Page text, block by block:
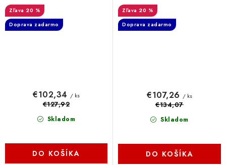
20 %
Doprava zadarmo
Skladom
€102,34 / ks
€127,92
DO KOŠÍKA
20 %
Doprava zadarmo
Skladom
€107,26 / ks
€134,07
DO KOŠÍKA